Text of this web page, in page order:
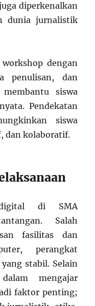
diperkenalkan
dunia jurnalistik
dengan
penulisan, dan
siswa
Pendekatan
siswa
dan kolaboratif.
di SMA
Salah
fasilitas dan
perangkat
stabil. Selain
mengajar
faktor penting;